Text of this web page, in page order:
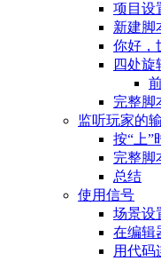
项目设
新建脚
你好，
四处旋
完整脚
监听玩家的
按“上”
完整脚
总结
使用信号
场景设
在编辑
用代码